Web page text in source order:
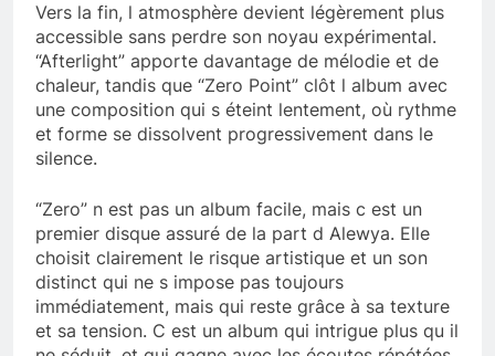
Vers la fin, l atmosphère devient légèrement plus
accessible sans perdre son noyau expérimental.
“Afterlight” apporte davantage de mélodie et de
chaleur, tandis que “Zero Point” clôt l album avec
une composition qui s éteint lentement, où rythme
et forme se dissolvent progressivement dans le
silence.
“Zero” n est pas un album facile, mais c est un
premier disque assuré de la part d Alewya. Elle
choisit clairement le risque artistique et un son
distinct qui ne s impose pas toujours
immédiatement, mais qui reste grâce à sa texture
et sa tension. C est un album qui intrigue plus qu il